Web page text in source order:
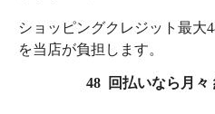
ショッピングクレジット最大
を当店が負担します。
48 回払いなら月々